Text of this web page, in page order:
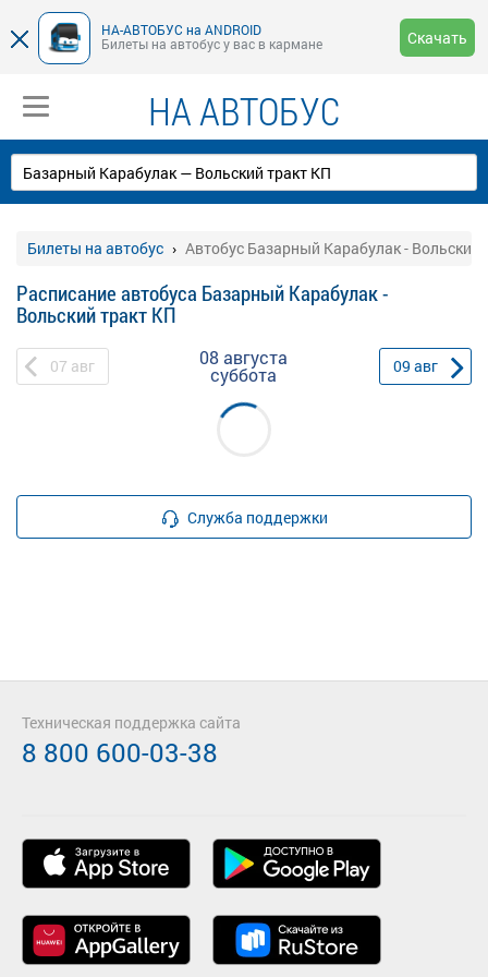
НА-АВТОБУС на ANDROID
Билеты на автобус у вас в кармане
Скачать
НА АВТОБУС
Билеты на автобус Автобус Базарный Карабулак - Вольский
Расписание автобуса Базарный Карабулак -
Вольский тракт КП
07 авг 08 августа
суббота 09 авг
Служба поддержки
Техническая поддержка сайта
8 800 600-03-38